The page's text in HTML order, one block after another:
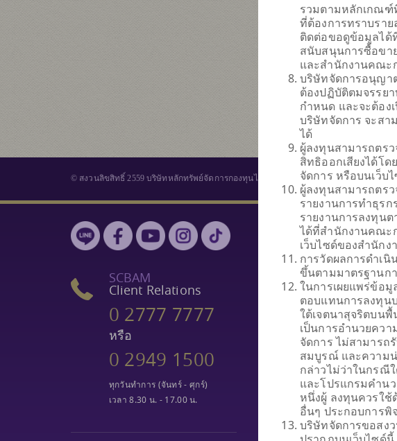
รวมตามหลักเกณฑ์
ที่ต้องการทราบรา
ติดต่อขอดูข้อมูลได้
สนับสนุนการซื้อขา
และสำนักงานคณะ
บริษัทจัดการอนุญา
ต้องปฏิบัติตมจรรย
กำหนด และจะต้อง
บริษัทจัดการ จะส
ได้
ผู้ลงทุนสามารถตร
สิทธิออกเสียงได้โ
จัดการ หรือบนเว็บ
ผู้ลงทุนสามารถตร
รายงานการทำธุร
รายงานการลงทุน
ได้ที่สำนักงานคณะ
เว็บไซด์ของสำนัก
การวัดผลการดำเ
ขึ้นตามมาตรฐานก
ในการเผยแพร่ข้อ
ตอบแทนการลงทุน
ใต้เจตนาสุจริตบน
เป็นการอำนวยคว
จัดการ ไม่สามารถ
สมบูรณ์ และความ
กล่าวไม่ว่าในกรณี
และโปรแกรมคำน
หนึ่งผู้ ลงทุนควรใ
อื่นๆ ประกอบการพิ
บริษัทจัดการขอสง
© สงวนลิขสิทธิ์ 2559 บริษัทหลักทรัพย์จัดการกองทุนไทยพาณิชย์ จำกัด
SCBAM
Client Relations
0 2777 7777
หรือ
0 2949 1500
ทุกวันทำการ (จันทร์ - ศุกร์)
เวลา 8.30 น. - 17.00 น.
กองทุนรวม
เลือกกองทุน
มูลค่าหน่วยลงทุน (NAV)
ผลการดำเนินงาน
เปรียบเทียบกองทุน
ประวัติการจ่ายปันผล
รายงานกองทุนรวม
ดาวน์โหลดเอกสาร
ก
เกี่
กอ
ไท
ข่า
สา